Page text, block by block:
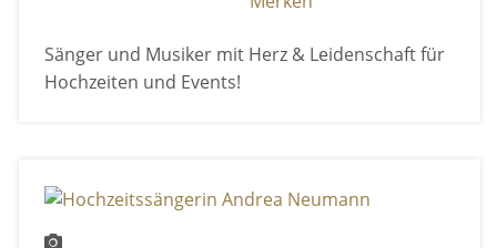
Sänger und Musiker mit Herz & Leidenschaft für
Hochzeiten und Events!